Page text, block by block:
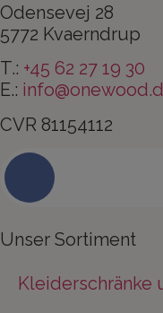
Odensevej 28
5772 Kvaerndrup
T.: +45 62 27 19 30
E.:
CVR 81154112
Unser Sortiment
Kleiderschränke